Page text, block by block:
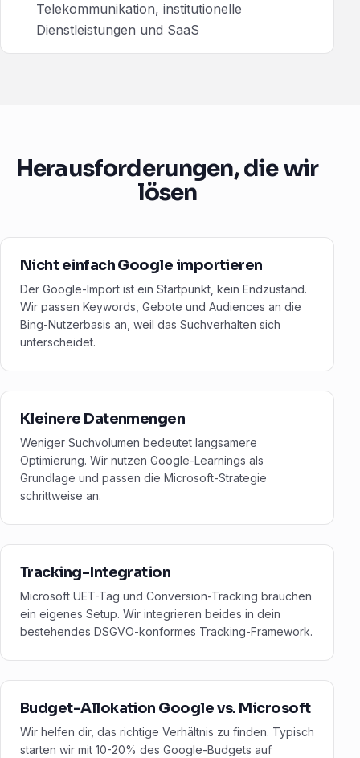
Telekommunikation, institutionelle
Dienstleistungen und SaaS
Herausforderungen, die wir
lösen
Nicht einfach Google importieren
Der Google-Import ist ein Startpunkt, kein Endzustand.
Wir passen Keywords, Gebote und Audiences an die
Bing-Nutzerbasis an, weil das Suchverhalten sich
unterscheidet.
Kleinere Datenmengen
Weniger Suchvolumen bedeutet langsamere
Optimierung. Wir nutzen Google-Learnings als
Grundlage und passen die Microsoft-Strategie
schrittweise an.
Tracking-Integration
Microsoft UET-Tag und Conversion-Tracking brauchen
ein eigenes Setup. Wir integrieren beides in dein
bestehendes DSGVO-konformes Tracking-Framework.
Budget-Allokation Google vs. Microsoft
Wir helfen dir, das richtige Verhältnis zu finden. Typisch
starten wir mit 10-20% des Google-Budgets auf